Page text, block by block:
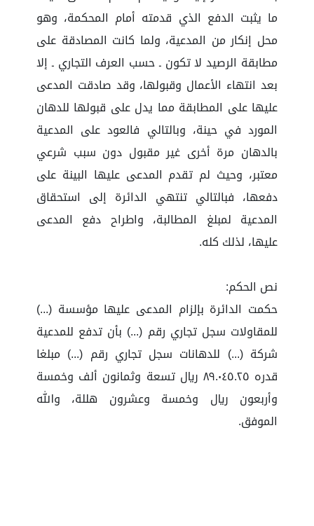
ما يثبت الدفع الذي قدمته أمام المحكمة، وهو
محل إنكار من المدعية، ولما كانت المصادقة على
مطابقة الرصيد لا تكون ـ حسب العرف التجاري ـ إلا
بعد انتهاء الأعمال وقبولها، وقد صادقت المدعى
عليها على المطابقة مما يدل على قبولها للدهان
المورد في حينة، وبالتالي فالعود على المدعية
بالدهان مرة أخرى غير مقبول دون سبب شرعي
معتبر، وحيث لم تقدم المدعى عليها البينة على
دفعها، فبالتالي تنتهي الدائرة إلى استحقاق
المدعية لمبلغ المطالبة، واطراح دفع المدعى
عليها، لذلك كله.
نص الحكم:
حكمت الدائرة بإلزام المدعى عليها مؤسسة (...)
للمقاولات سجل تجاري رقم (...) بأن تدفع للمدعية
شركة (...) للدهانات سجل تجاري رقم (...) مبلغا
قدره ٨٩.٠٤٥.٢٥ ريال تسعة وثمانون ألف وخمسة
وأربعون ريال وخمسة وعشرون هللة، والله
الموفق.